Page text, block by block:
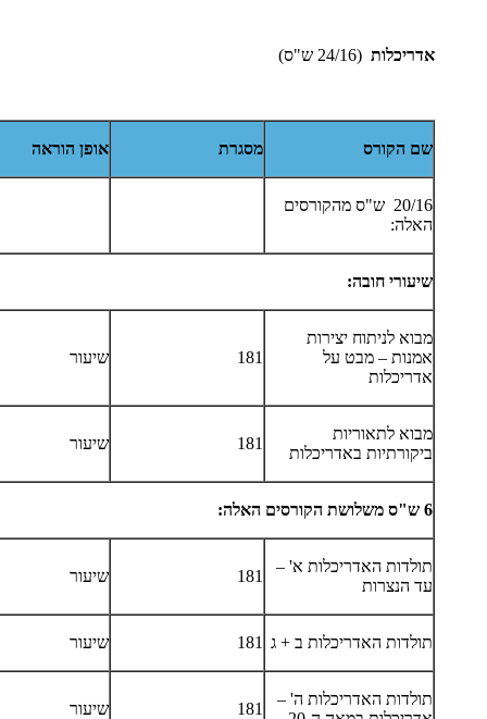
אדריכלות (24/16 ש"ס)
שם הקורס מסגרת אופן הוראה
20/16 ש"ס מהקורסים
האלה:
שיעורי חובה:
מבוא לניתוח יצירות
אמנות – מבט על
אדריכלות
181 שיעור
מבוא לתאוריות
ביקורתיות באדריכלות
181 שיעור
6 ש"ס משלושת הקורסים האלה:
תולדות האדריכלות א' –
עד הנצרות
181 שיעור
תולדות האדריכלות ב + ג 181 שיעור
תולדות האדריכלות ה' –
181 שיעור